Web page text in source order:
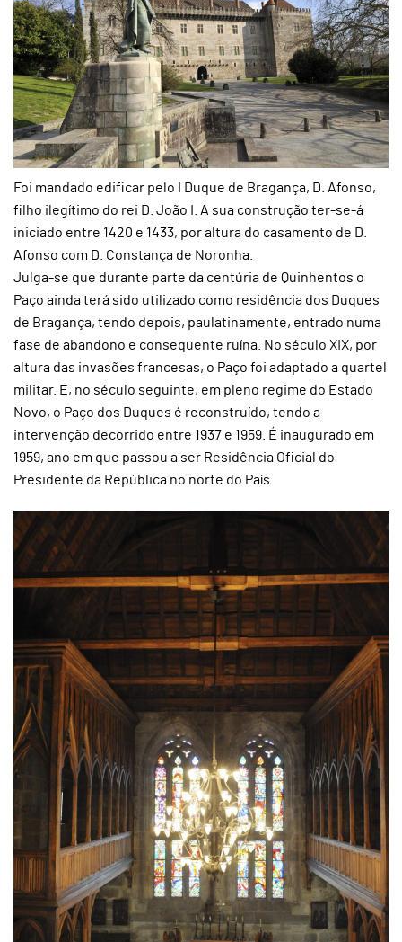
Foi mandado edificar pelo I Duque de Bragança, D. Afonso,
filho ilegítimo do rei D. João I. A sua construção ter-se-á
iniciado entre 1420 e 1433, por altura do casamento de D.
Afonso com D. Constança de Noronha.
Julga-se que durante parte da centúria de Quinhentos o
Paço ainda terá sido utilizado como residência dos Duques
de Bragança, tendo depois, paulatinamente, entrado numa
fase de abandono e consequente ruína. No século XIX, por
altura das invasões francesas, o Paço foi adaptado a quartel
militar. E, no século seguinte, em pleno regime do Estado
Novo, o Paço dos Duques é reconstruído, tendo a
intervenção decorrido entre 1937 e 1959. É inaugurado em
1959, ano em que passou a ser Residência Oficial do
Presidente da República no norte do País.